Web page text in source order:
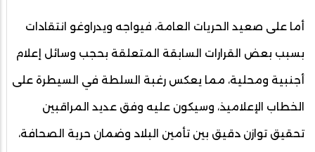
أما على صعيد الحريات العامة، فيواجه ويدراوغو انتقادات
بسبب بعض القرارات السابقة المتعلقة بحجب وسائل إعلام
أجنبية ومحلية، مما يعكس رغبة السلطة في السيطرة على
الخطاب الإعلاميذ، وسيكون عليه وفق عديد المراقبين
تحقيق توازن دقيق بين تأمين البلاد وضمان حرية الصحافة،